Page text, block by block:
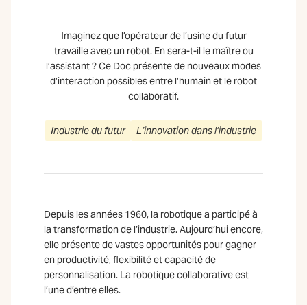
Imaginez que l’opérateur de l’usine du futur
travaille avec un robot. En sera-t-il le maître ou
l’assistant ? Ce Doc présente de nouveaux modes
d’interaction possibles entre l’humain et le robot
collaboratif.
Industrie du futur L’innovation dans l’industrie
Depuis les années 1960, la robotique a participé à
la transformation de l’industrie. Aujourd’hui encore,
elle présente de vastes opportunités pour gagner
en productivité, flexibilité et capacité de
personnalisation. La robotique collaborative est
l’une d’entre elles.